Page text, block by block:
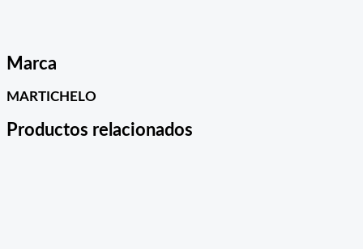
Marca
MARTICHELO
Productos relacionados